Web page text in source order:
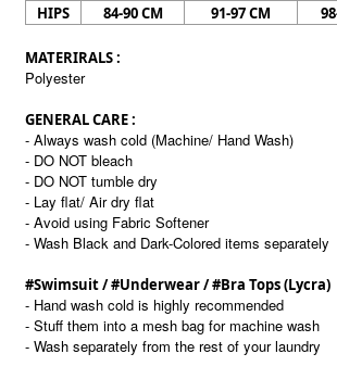
HIPS
84-90 CM 91-97 CM
MATERIRALS :
Polyester
GENERAL CARE :
- Always wash cold (Machine/ Hand Wash)
- DO NOT bleach
- DO NOT tumble dry
- Lay flat/ Air dry flat
- Avoid using Fabric Softener
- Wash Black and Dark-Colored items separately
#Swimsuit / #Underwear / #Bra Tops (Lycra)
- Hand wash cold is highly recommended
- Stuff them into a mesh bag for machine wash
- Wash separately from the rest of your laundry